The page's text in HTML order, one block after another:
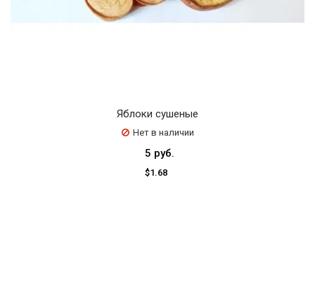
Яблоки сушеные
Нет в наличии
5 руб.
$1.68